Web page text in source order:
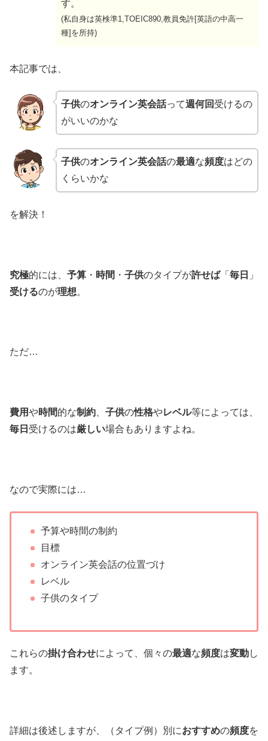
す。
(私自身は英検準1,TOEIC890,教員免許[英語の中高一
種]を所持)
本記事では、
子供のオンライン英会話って週何回 受けるの
がいいのかな
子供のオンライン英会話の最適な頻度はどの
くらいかな
を解決！
究極的には、 予算 ・ 時間 ・ 子供のタイプが許せば「 毎日 」
受けるのが理想。
ただ…
費用や時間的な制約 子供の性格やレベル等によっては、
毎日 受けるのは厳しい場合もありますよね。
なので実際には…
予算や時間の制約
目標
オンライン英会話の位置づけ
レベル
子供のタイプ
これらの掛け合わせによって、個々の最適な頻度は変動し
ます。
詳細は後述しますが、（タイプ例）別におすすめの頻度を